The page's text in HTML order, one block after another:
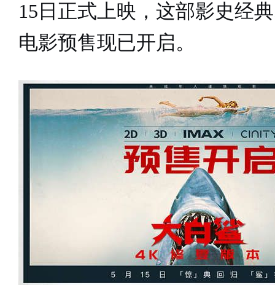
15 日正式上映，这部影史经
电影预售现已开启。